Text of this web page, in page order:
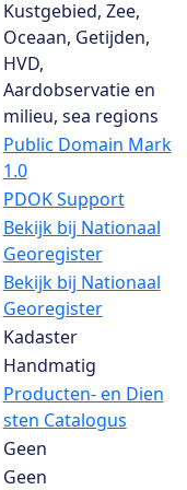
Kustgebied, Zee,
Oceaan, Getijden,
HVD,
Aardobservatie en
milieu, sea regions
Public Domain Mark
1.0
PDOK Support
Bekijk bij Nationaal
Georegister
Bekijk bij Nationaal
Georegister
Kadaster
Handmatig
Producten- en Dien
sten Catalogus
Geen
Geen